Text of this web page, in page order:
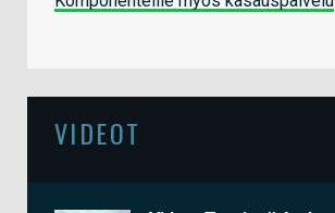
VIDEOT